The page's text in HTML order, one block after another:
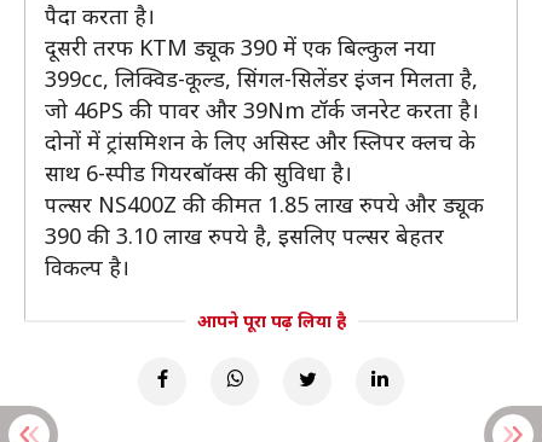
पैदा करता है।
दूसरी तरफ KTM ड्यूक 390 में एक बिल्कुल नया
399cc, लिक्विड-कूल्ड, सिंगल-सिलेंडर इंजन मिलता है,
जो 46PS की पावर और 39Nm टॉर्क जनरेट करता है।
दोनों में ट्रांसमिशन के लिए असिस्ट और स्लिपर क्लच के
साथ 6-स्पीड गियरबॉक्स की सुविधा है।
पल्सर NS400Z की कीमत 1.85 लाख रुपये और ड्यूक
390 की 3.10 लाख रुपये है, इसलिए पल्सर बेहतर
विकल्प है।
आपने पूरा पढ़ लिया है